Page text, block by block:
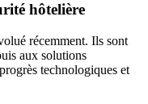
hôtelière
récemment. Ils sont
aux solutions
technologiques et